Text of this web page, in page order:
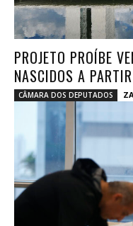
PROJETO PROÍBE
NASCIDOS A
CÂMARA DOS DEPUTADOS